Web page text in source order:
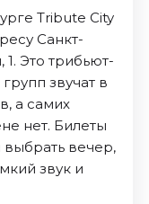
Tribute City
Санкт-
Это трибьют-
звучат в
а самих
нет. Билеты
вечер,
звук и